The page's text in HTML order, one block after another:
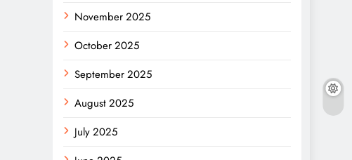
November 2025
October 2025
September 2025
August 2025
July 2025